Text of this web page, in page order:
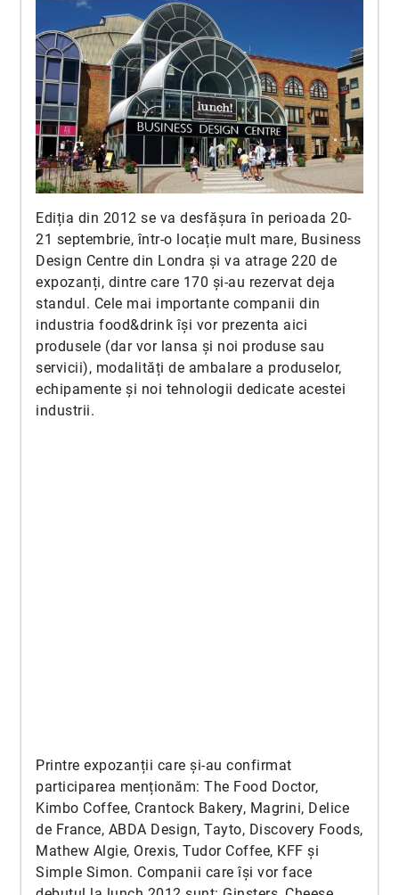
Ediția din 2012 se va desfășura în perioada 20-
21 septembrie, într-o locație mult mare, Business
Design Centre din Londra și va atrage 220 de
expozanți, dintre care 170 și-au rezervat deja
standul. Cele mai importante companii din
industria food&drink își vor prezenta aici
produsele (dar vor lansa și noi produse sau
servicii), modalități de ambalare a produselor,
echipamente și noi tehnologii dedicate acestei
industrii.
Printre expozanții care și-au confirmat
participarea menționăm: The Food Doctor,
Kimbo Coffee, Crantock Bakery, Magrini, Delice
de France, ABDA Design, Tayto, Discovery Foods,
Mathew Algie, Orexis, Tudor Coffee, KFF și
Simple Simon. Companii care își vor face